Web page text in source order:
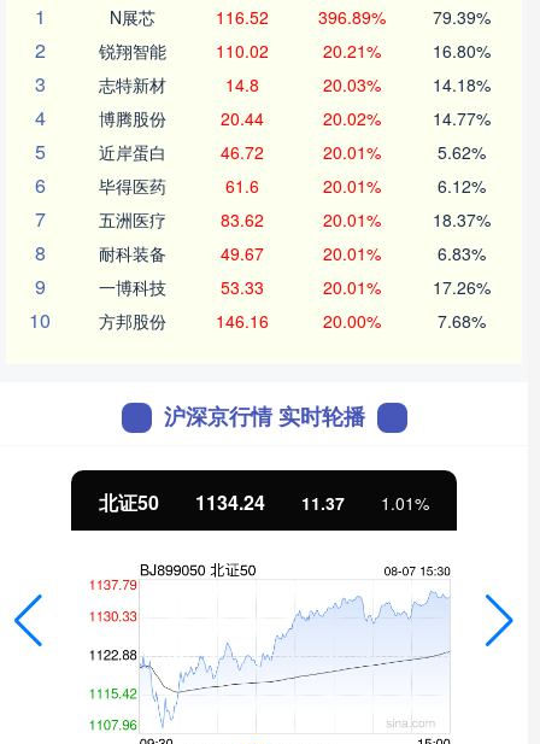
1
N展芯 116.52 396.89% 79.39%
2 锐翔智能 110.02 20.21% 16.80%
3 志特新材 14.8 20.03% 14.18%
4 博腾股份 20.44 20.02% 14.77%
5 近岸蛋白 46.72 20.01% 5.62%
6 毕得医药 61.6 20.01% 6.12%
7 五洲医疗 83.62 20.01% 18.37%
8 耐科装备 49.67 20.01% 6.83%
9 一博科技 53.33 20.01% 17.26%
10 方邦股份 146.16 20.00% 7.68%
沪深京行情 实时轮播
北证50 1134.24 11.37 1.01%